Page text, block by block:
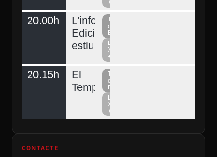
+
20.00h
L'informatiu
Edició
estiu
Televisió
del
Berguedà
La
Xarxa
+
20.15h
El
Temps
Televisió
del
Berguedà
La
Xarxa
+
CONTACTE